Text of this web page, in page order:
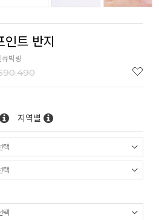
트 반지
빅링
지역별